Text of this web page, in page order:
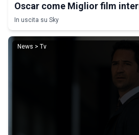
Oscar come Miglior film
In uscita su Sky
News > Tv